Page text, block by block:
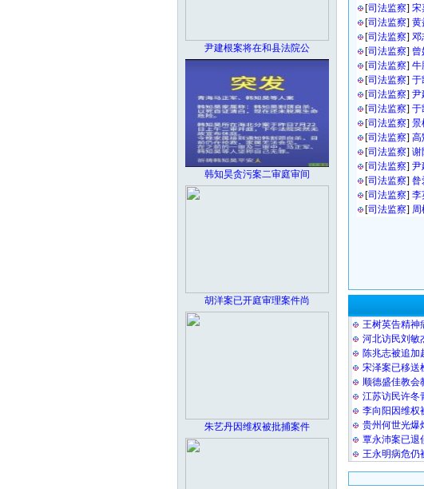
尹建根案将在和县法院公
韩知昊贪污案二审庭审间
胡洋案已开庭审理案件尚
朱艺丹因维权被批捕案件
[司法监察] 宋
[司法监察] 黄
[司法监察] 邓
[司法监察] 曾
[司法监察] 牛
[司法监察] 于
[司法监察] 尹
[司法监察] 于
[司法监察] 景
[司法监察] 高
[司法监察] 谢
[司法监察] 尹
[司法监察] 昝
[司法监察] 李
[司法监察]
王树英告精神
河北访民刘敏
陈兆志被追加
宋泽案已移送
顺德盛佳教会
江苏访民许冬
李向阳因维权
贵州何世光爆
覃永沛案已退
王永明病危仍